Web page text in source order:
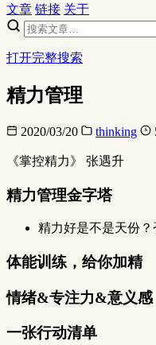
文章 链接 关于
打开完整搜索
精力管理
2020/03/20 thinking
《掌控精力》 张遇升
精力管理金字塔
精力好是不是天份？
体能训练，给你加精
情绪&专注力&意义感
一张行动清单